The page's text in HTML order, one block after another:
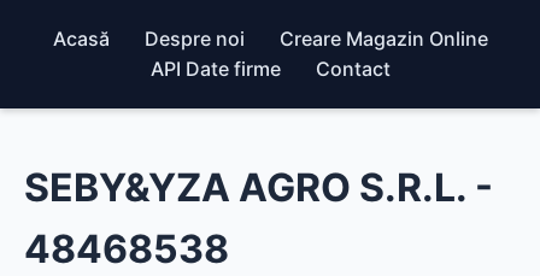
Acasă Despre noi
Creare Magazin Online
API Date firme
Contact
SEBY&YZA AGRO S.R.L. -
48468538